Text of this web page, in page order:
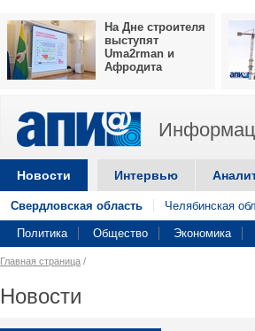
На Дне строителя
выступят
Uma2rman и
Афродита
Новости Интервью
Свердловская область Челябинская
Политика Общество Экономика
Главная страница /
Новости